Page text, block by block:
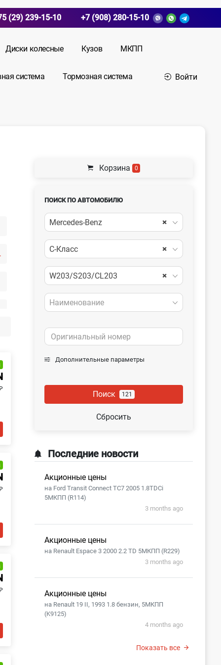
(29) 239-15-10 +7 (908) 280-15-10
Диски колесные Кузов МКПП
система Тормозная система Войти
Корзина 0
ПОИСК ПО АВТОМОБИЛЮ
×
Mercedes-Benz
×
C-Класс
×
W203/S203/CL203
Наименование
Дополнительные параметры
Поиск 121
Сбросить
Последние новости
Акционные цены
на Ford Transit Connect TC7 2005 1.8TDCi
5МКПП (R114)
3 months ago
Акционные цены
на Renault Espace 3 2000 2.2 TD 5МКПП (R229)
3 months ago
Акционные цены
на Renault 19 II, 1993 1.8 бензин, 5МКПП
(K9125)
4 months ago
Показать все